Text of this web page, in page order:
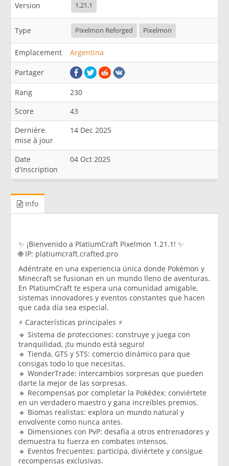
Version 1.21.1
Type Pixelmon Reforged Pixelmon
Emplacement Argentina
Partager
Rang
230
Score
43
Dernière
mise à jour
14 Dec 2025
Date
d'inscription
04 Oct 2025
Info
✨ ¡Bienvenido a PlatiumCraft Pixelmon 1.21.1! ✨
🌐 IP: platiumcraft.crafted.pro
Adéntrate en una experiencia única donde Pokémon y
Minecraft se fusionan en un mundo lleno de aventuras.
En PlatiumCraft te espera una comunidad amigable,
sistemas innovadores y eventos constantes que hacen
que cada día sea especial.
⚡ Características principales ⚡
🔹 Sistema de protecciones: construye y juega con
tranquilidad, ¡tu mundo está seguro!
🔹 Tienda, GTS y STS: comercio dinámico para que
consigas todo lo que necesitas.
🔹 WonderTrade: intercambios sorpresas que pueden
darte la mejor de las sorpresas.
🔹 Recompensas por completar la Pokédex: conviértete
en un verdadero maestro y gana increíbles premios.
🔹 Biomas realistas: explora un mundo natural y
envolvente como nunca antes.
🔹 Dimensiones con PvP: desafía a otros entrenadores y
demuestra tu fuerza en combates intensos.
🔹 Eventos frecuentes: participa, diviértete y consigue
recompensas exclusivas.